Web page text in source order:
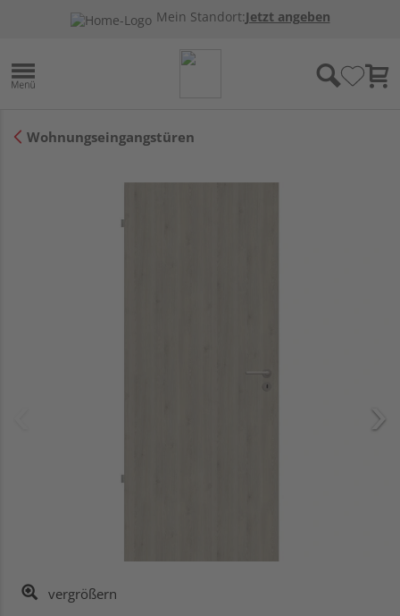
Mein Standort:Jetzt angeben
Wohnungseingangstüren
vergrößern